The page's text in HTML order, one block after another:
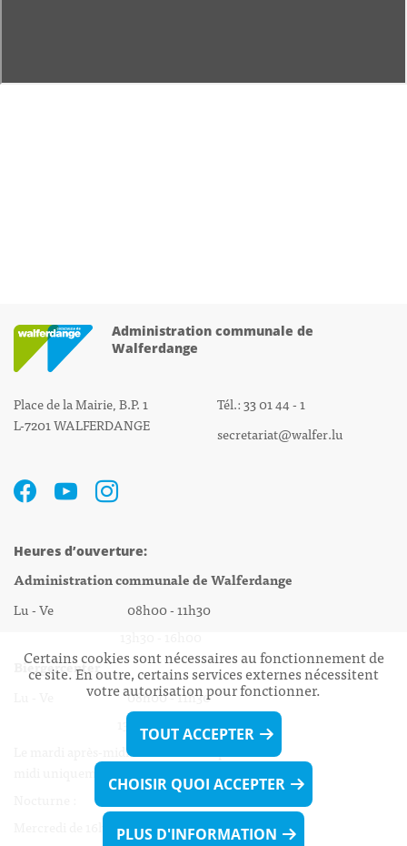
Administration communale de
Walferdange
Place de la Mairie, B.P. 1
L-7201 WALFERDANGE
Tél.: 33 01 44 - 1
secretariat@walfer.lu
Heures d’ouverture:
Administration communale de Walferdange
Lu - Ve 08h00 - 11h30
Biergercenter
Lu - Ve 08h00 - 11h30
13h30 - 16h00
Le mardi après-midi et le vendredi après-
midi uniquement sur Rdv.
Mercredi de 16h00 - 18h45 uniquement sur Rdv
Certains cookies sont nécessaires au fonctionnement de
ce site. En outre, certains services externes nécessitent
votre autorisation pour fonctionner.
TOUT ACCEPTER
CHOISIR QUOI ACCEPTER
PLUS D'INFORMATION